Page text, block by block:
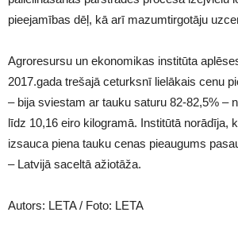
pieejamības dēļ, kā arī mazumtirgotāju
Agroresursu un ekonomikas institūta
2017.gada trešajā ceturksnī lielākais cenu
– bija sviestam ar tauku saturu 82-82,5% –
līdz 10,16 eiro kilogramā. Institūtā norādīja,
izsauca piena tauku cenas pieaugums
– Latvijā saceltā ažiotāža.
Autors: LETA / Foto: LETA